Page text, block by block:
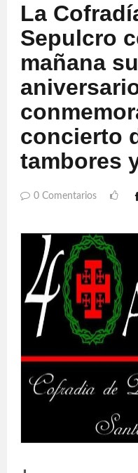
La
Sepulcro
mañana
concierto
tambores
0 Comentarios